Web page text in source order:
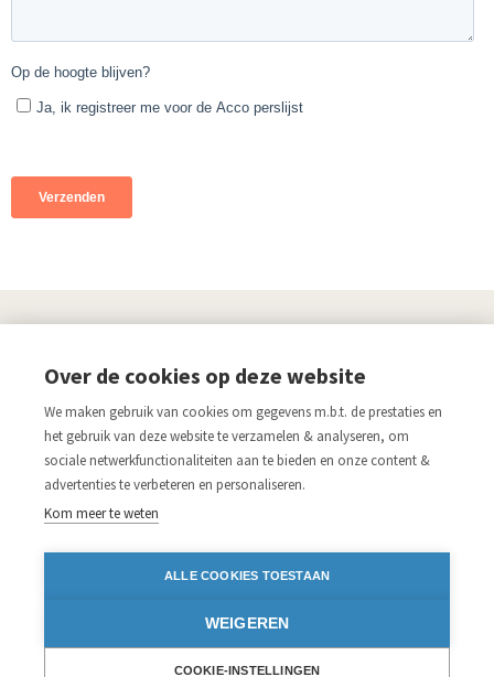
Links
Aanmelden nieuwsbrief
Pers
Acco.be
Algemene voorwaarden
Disclaimer
Privacy verklaring
Blijf op de hoogte
FacebookInstagram
TwitterLinkedIn iDEAL
Over de cookies op deze website
We maken gebruik van cookies om gegevens m.b.t. de prestaties en
het gebruik van deze website te verzamelen & analyseren, om
sociale netwerkfunctionaliteiten aan te bieden en onze content &
advertenties te verbeteren en personaliseren.
Kom meer te weten
ALLE COOKIES TOESTAAN
WEIGEREN
COOKIE-INSTELLINGEN